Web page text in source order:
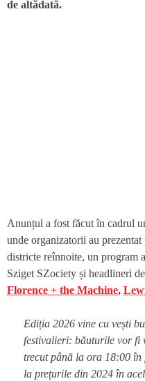
de altădată.
Anunțul a fost făcut în cadrul
unde organizatorii au
districte reînnoite, un program
Sziget SZociety și headlineri
Florence + the Machine,
Ediția 2026 vine cu vești
festivalieri: băuturile vor fi
trecut până la ora 18:00
la prețurile din 2024 în